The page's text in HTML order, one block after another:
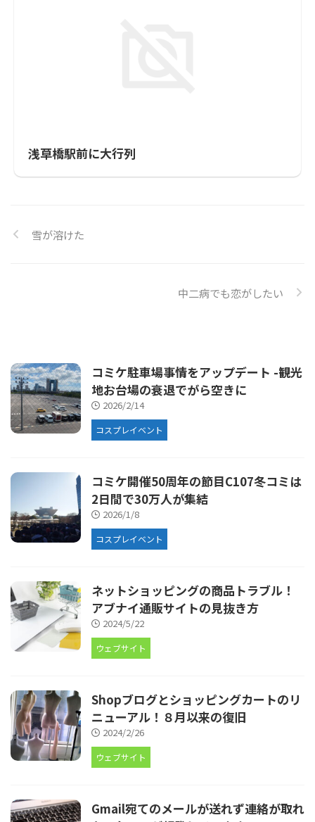
浅草橋駅前に大行列
雪が溶けた
中二病でも恋がしたい
コミケ駐車場事情をアップデート -観光
地お台場の衰退でがら空きに
2026/2/14
コスプレイベント
コミケ開催50周年の節目C107冬コミは
2日間で30万人が集結
2026/1/8
コスプレイベント
ネットショッピングの商品トラブル！
アブナイ通販サイトの見抜き方
2024/5/22
ウェブサイト
Shopブログとショッピングカートのリ
ニューアル！８月以来の復旧
2024/2/26
ウェブサイト
Gmail宛てのメールが送れず連絡が取れ